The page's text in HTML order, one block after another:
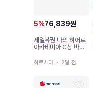
5%76,839원
제일복권 나의 히어로
아카데미아 C상 바쿠
히로시마 ・ 2달 전